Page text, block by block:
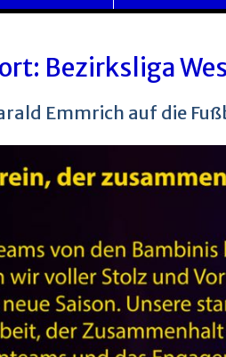
Bezirksliga
Emmrich auf die